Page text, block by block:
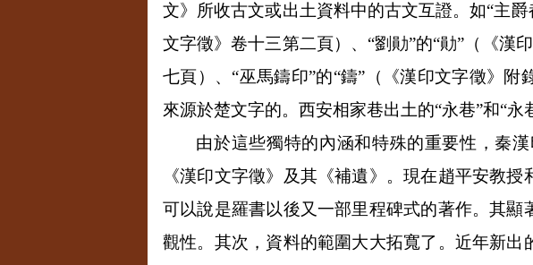
文》所收古文或出土資料中的古文互證。如“主
文字徵》卷十三第二頁）、“劉勛”的“勛”（《漢
七頁）、“巫馬鑄印”的“鑄”（《漢印文字徵》
來源於楚文字的。西安相家巷出土的“永巷”和“
由於這些獨特的內涵和特殊的重要性，秦
《漢印文字徵》及其《補遺》。現在趙平安教
可以說是羅書以後又一部里程碑式的著作。其
觀性。其次，資料的範圍大大拓寬了。近年新